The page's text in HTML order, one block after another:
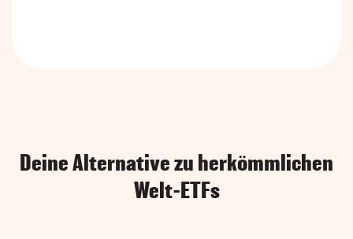
Deine Alternative zu herkömmlichen
Welt-ETFs